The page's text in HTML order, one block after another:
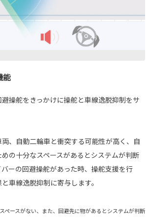
能
避操舵をきっかけに操舵と車線逸脱抑制をサ
、自動二輪車と衝突する可能性が高く、自
の十分なスペースがあるとシステムが判断
ーの回避操舵があった時、操舵支援を行
車線逸脱抑制に寄与します。
ペースがない、また、回避先に物があるとシステムが判断